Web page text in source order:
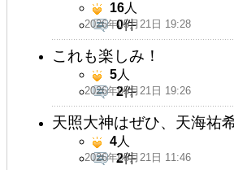
2026年05月21日 19:28
16人
0件
これも楽しみ！
2026年05月21日 19:26
5人
2件
天照大神はぜひ、天海祐
2026年05月21日 11:46
4人
2件